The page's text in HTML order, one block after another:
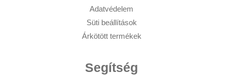
Adatvédelem
Süti beállítások
Árkötött termékek
Segítség